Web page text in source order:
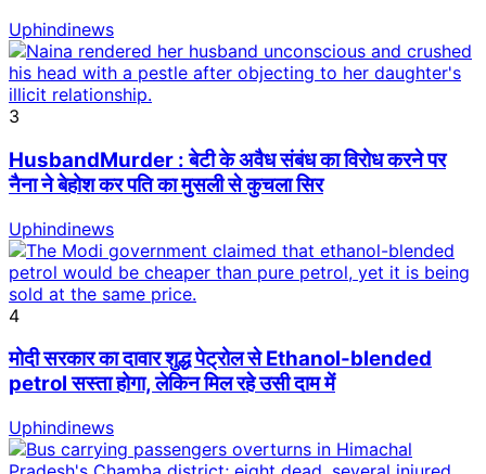
Uphindinews
3
HusbandMurder : बेटी के अवैध संबंध का विरोध करने पर
नैना ने बेहोश कर पति का मुसली से कुचला सिर
Uphindinews
4
मोदी सरकार का दावार शुद्ध पेट्रोल से Ethanol-blended
petrol सस्ता होगा, लेकिन मिल रहे उसी दाम में
Uphindinews